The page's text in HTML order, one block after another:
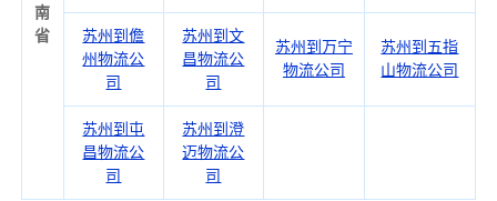
南
省
苏州到儋
州物流公
司
苏州到文
昌物流公
司
苏州到万宁
物流公司
苏州到五指
山物流公司
苏州到屯
昌物流公
司
苏州到澄
迈物流公
司